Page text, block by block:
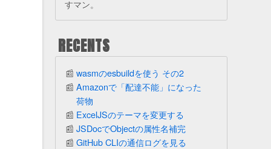
すマン。
RECENTS
wasmのesbuildを使う その2
Amazonで「配達不能」になった
荷物
ExcelJSのテーマを変更する
JSDocでObjectの属性名補完
GitHub CLIの通信ログを見る